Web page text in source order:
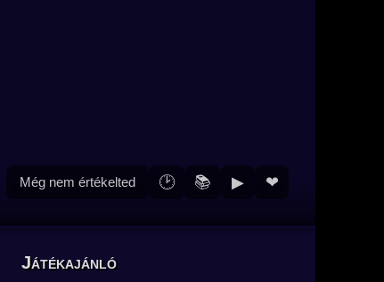
Még nem értékelted 🕑 📚 ▶ ❤
Játékajánló